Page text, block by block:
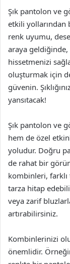
Şık pantolon ve
etkili yollarından
renk uyumu,
araya
hissetmenizi
oluşturmak için
güvenin.
yansıtacak!
Şık pantolon ve
hem de özel
yoludur. Doğru
de rahat bir
kombinleri,
tarza hitap
veya zarif
artırabilirsiniz.
Kombinlerinizi
önemlidir.